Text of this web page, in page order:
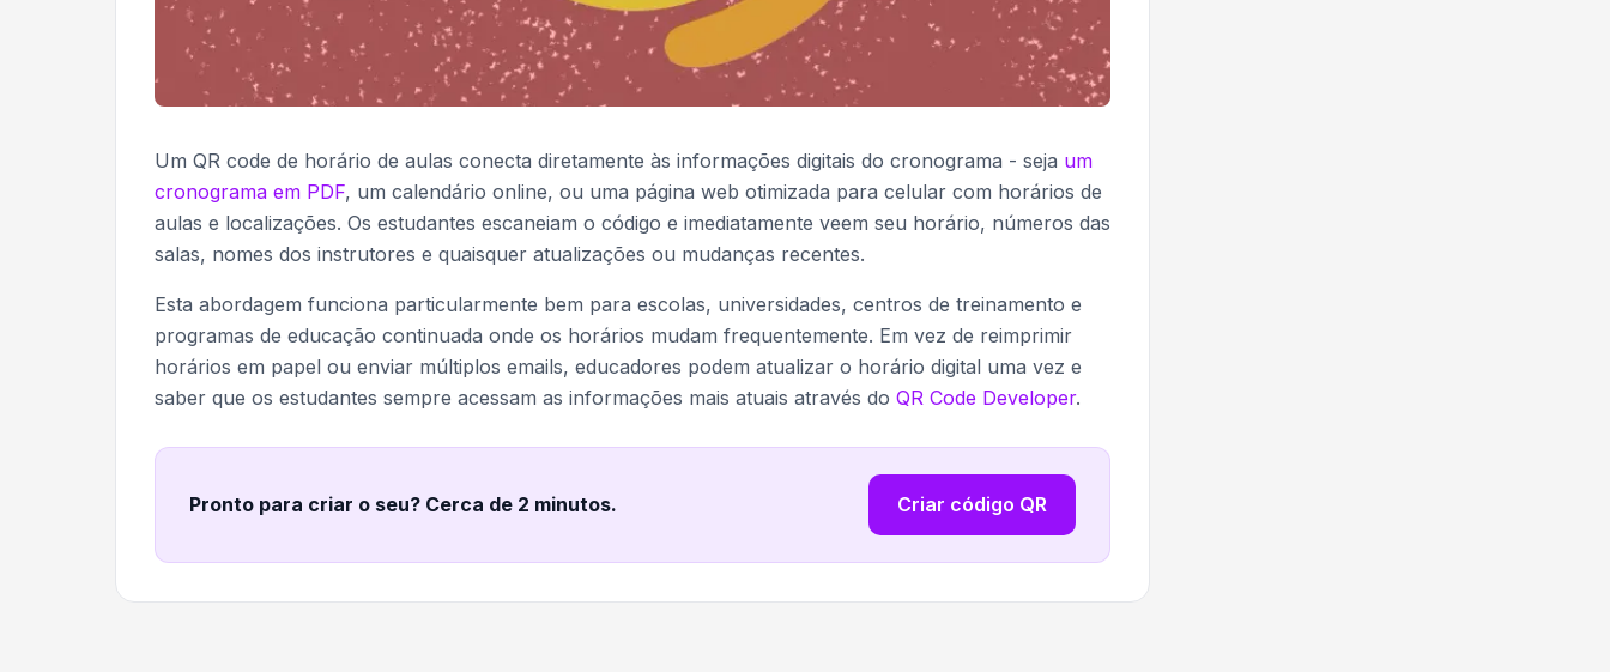
Um QR code de horário de aulas conecta diretamente às informações digitais do cronograma - seja um
cronograma em PDF, um calendário online, ou uma página web otimizada para celular com horários de
aulas e localizações. Os estudantes escaneiam o código e imediatamente veem seu horário, números das
salas, nomes dos instrutores e quaisquer atualizações ou mudanças recentes.
Esta abordagem funciona particularmente bem para escolas, universidades, centros de treinamento e
programas de educação continuada onde os horários mudam frequentemente. Em vez de reimprimir
horários em papel ou enviar múltiplos emails, educadores podem atualizar o horário digital uma vez e
saber que os estudantes sempre acessam as informações mais atuais através do QR Code Developer.
Pronto para criar o seu? Cerca de 2 minutos. Criar código QR